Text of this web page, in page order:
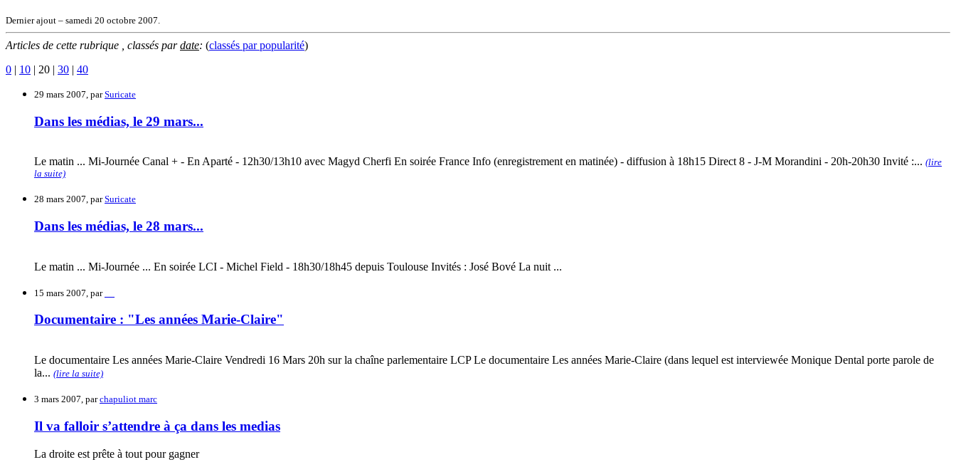
Dernier ajout – samedi 20 octobre 2007.
Articles de cette rubrique , classés pardate: (classés parpopularité)
0 | 10 | 20 | 30 | 40
29 mars 2007, parSuricate
Dans les médias, le 29 mars...
Le matin ... Mi-Journée Canal + - En Aparté - 12h30/13h10 avec Magyd Cherfi En soirée France Info (enregistrement en matinée) - diffusion à 18h15 Direct 8 - J-M Morandini - 20h-20h30 Invité :... (lire
la suite)
28 mars 2007, parSuricate
Dans les médias, le 28 mars...
Le matin ... Mi-Journée ... En soirée LCI - Michel Field - 18h30/18h45 depuis Toulouse Invités : José Bové La nuit ...
15 mars 2007, par
Documentaire : "Les années Marie-Claire"
Le documentaire Les années Marie-Claire Vendredi 16 Mars 20h sur la chaîne parlementaire LCP Le documentaire Les années Marie-Claire (dans lequel est interviewée Monique Dental porte parole de
la... (lire la suite)
3 mars 2007, parchapuliot marc
Il va falloir s’attendre à ça dans les medias
La droite est prête à tout pour gagner